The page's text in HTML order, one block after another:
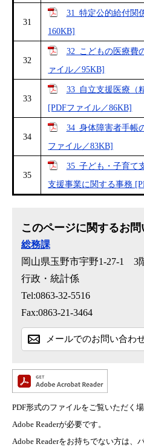
31
31_特定公的給付関
160KB]
32
32_こどもの医療費
ァイル／95KB]
33
33_自立支援医療（
[PDFファイル／86KB]
34
34_身体障害者手帳
ファイル／83KB]
35
35_子ども・子育て
支援事業に関する事務
このページに関するお
総務課
岡山県玉野市宇野1-27-1 3
行政・統計係
Tel:0863-32-5516
Fax:0863-21-3464
メールでのお問い合わ
PDF形式のファイルをご覧いただく
Adobe Readerが必要です。
Adobe Readerをお持ちでない方は、